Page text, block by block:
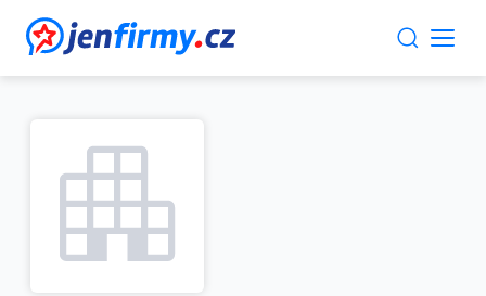
JenFirmy.cz